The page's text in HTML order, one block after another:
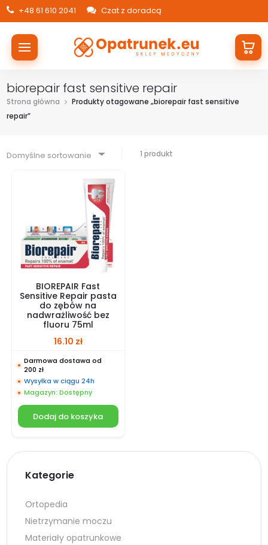
+48 61 610 2041 Czat z doradcą
biorepair fast sensitive repair
Strona główna
Produkty otagowane „biorepair fast sensitive
repair”
Domyślne sortowanie 1 produkt
BIOREPAIR Fast
Sensitive Repair pasta
do zębów na
nadwrażliwość bez
fluoru 75ml
16.10 zł
Darmowa dostawa od
200 zł
Wysyłka w ciągu 24h
Magazyn: Dostępny
Dodaj do koszyka
Kategorie
Ortopedia
Nietrzymanie moczu
Materiały opatrunkowe